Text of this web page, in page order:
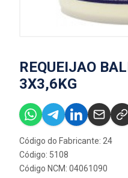
REQUEIJAO
3X3,6KG
Código do Fabricante: 24
Código: 5108
Código NCM: 04061090